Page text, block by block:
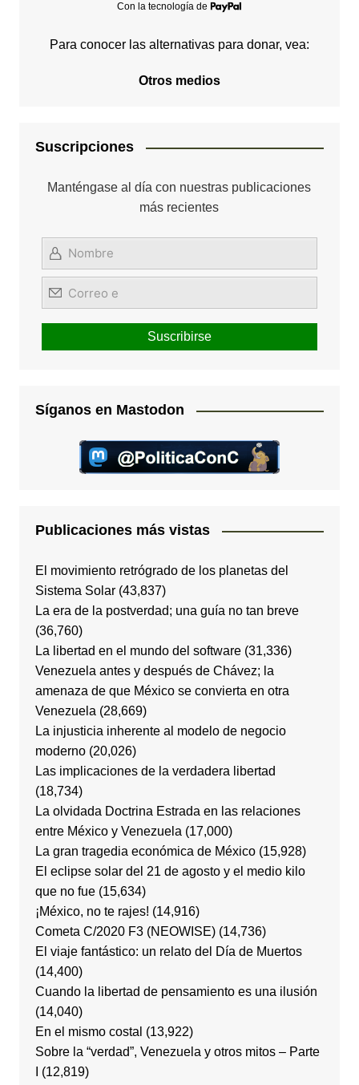
Con la tecnología de
Para conocer las alternativas para donar, vea:
Otros medios
Suscripciones
Manténgase al día con nuestras publicaciones
más recientes
Síganos en Mastodon
Publicaciones más vistas
El movimiento retrógrado de los planetas del
Sistema Solar (43,837)
La era de la postverdad; una guía no tan breve
(36,760)
La libertad en el mundo del software (31,336)
Venezuela antes y después de Chávez; la
amenaza de que México se convierta en otra
Venezuela (28,669)
La injusticia inherente al modelo de negocio
moderno (20,026)
Las implicaciones de la verdadera libertad
(18,734)
La olvidada Doctrina Estrada en las relaciones
entre México y Venezuela (17,000)
La gran tragedia económica de México (15,928)
El eclipse solar del 21 de agosto y el medio kilo
que no fue (15,634)
¡México, no te rajes! (14,916)
Cometa C/2020 F3 (NEOWISE) (14,736)
El viaje fantástico: un relato del Día de Muertos
(14,400)
Cuando la libertad de pensamiento es una ilusión
(14,040)
En el mismo costal (13,922)
Sobre la “verdad”, Venezuela y otros mitos – Parte
(12,819)